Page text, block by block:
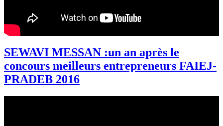
SEWAVI MESSAN :un an après le
concours meilleurs entrepreneurs FAIEJ-
PRADEB 2016